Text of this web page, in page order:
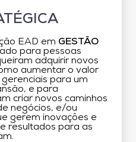
EAD em GESTÃO
para pessoas
adquirir novos
aumentar o valor
para um
e para
criar novos caminhos
negócios, e/ou
gerem inovações e
resultados para as